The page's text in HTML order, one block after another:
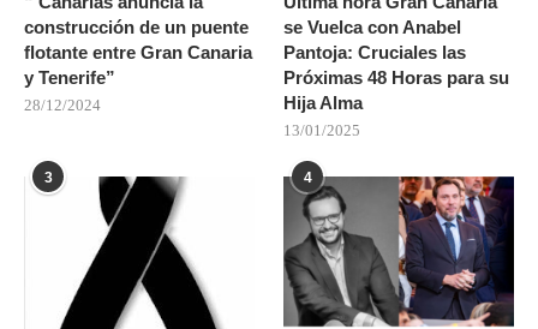
construcción de un puente
flotante entre Gran Canaria
y Tenerife”
28/12/2024
se Vuelca con Anabel
Pantoja: Cruciales las
Próximas 48 Horas para su
Hija Alma
13/01/2025
3 4